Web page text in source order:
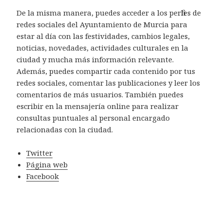
De la misma manera, puedes acceder a los perfiles de
redes sociales del Ayuntamiento de Murcia para
estar al día con las festividades, cambios legales,
noticias, novedades, actividades culturales en la
ciudad y mucha más información relevante.
Además, puedes compartir cada contenido por tus
redes sociales, comentar las publicaciones y leer los
comentarios de más usuarios. También puedes
escribir en la mensajería online para realizar
consultas puntuales al personal encargado
relacionadas con la ciudad.
Twitter
Página web
Facebook